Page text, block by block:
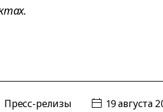
Пресс-релизы 19 августа